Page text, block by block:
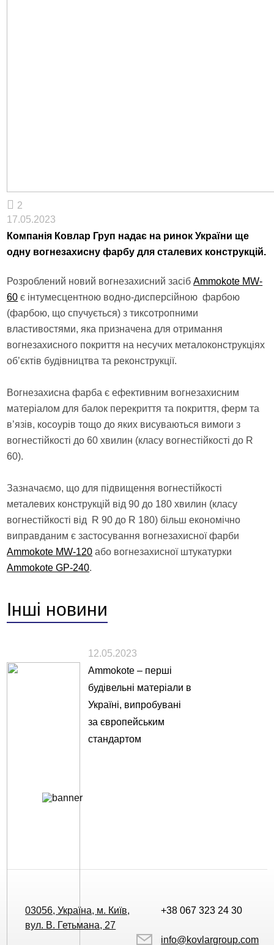
2
17.05.2023
Компанія Ковлар Груп надає на ринок України ще
одну вогнезахисну фарбу для сталевих конструкцій.
Розроблений новий вогнезахисний засібAmmokote MW-
60 є інтумесцентною водно-дисперсійною фарбою
(фарбою, що спучується) з тиксотропними
властивостями, яка призначена для отримання
вогнезахисного покриття на несучих металоконструкціях
об’єктів будівництва та реконструкції.
Вогнезахисна фарба є ефективним вогнезахисним
матеріалом для балок перекриття та покриття, ферм та
в’язів, косоурів тощо до яких висуваються вимоги з
вогнестійкості до 60 хвилин (класу вогнестійкості до R
60).
Зазначаємо, що для підвищення вогнестійкості
металевих конструкцій від 90 до 180 хвилин (класу
вогнестійкості від R 90 до R 180) більш економічно
виправданим є застосування вогнезахисної фарби
Ammokote MW-120 або вогнезахисної штукатурки
Ammokote GP-240.
Інші новини
12.05.2023
Ammokote – перші
будівельні матеріали в
Україні, випробувані
за європейським
стандартом
03056, Україна, м. Київ,
вул. В. Гетьмана, 27
+38 067 323 24 30
info@kovlargroup.com